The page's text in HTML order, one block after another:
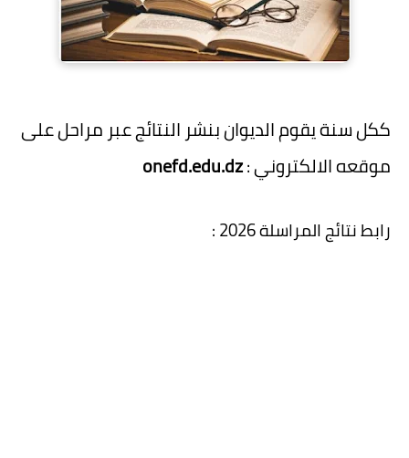
ككل سنة يقوم الديوان بنشر النتائج عبر مراحل على
موقعه الالكتروني :onefd.edu.dz
رابط نتائج المراسلة 2026 :